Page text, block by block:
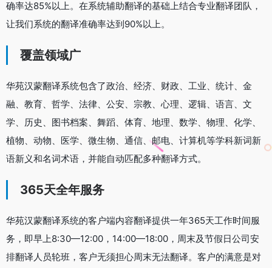
确率达85%以上。在系统辅助翻译的基础上结合专业翻译团队，
让我们系统的翻译准确率达到90%以上。
覆盖领域广
华苑汉蒙翻译系统包含了政治、经济、财政、工业、统计、金
融、教育、哲学、法律、公安、宗教、心理、逻辑、语言、文
学、历史、图书档案、舞蹈、体育、地理、数学、物理、化学、
植物、动物、医学、微生物、通信、邮电、计算机等学科新词新
语新义和名词术语，并能自动匹配多种翻译方式。
365天全年服务
华苑汉蒙翻译系统的客户端内容翻译提供一年365天工作时间服
务，即早上8:30—12:00，14:00—18:00，周末及节假日公司安
排翻译人员轮班，客户无须担心周末无法翻译。客户的满意是对